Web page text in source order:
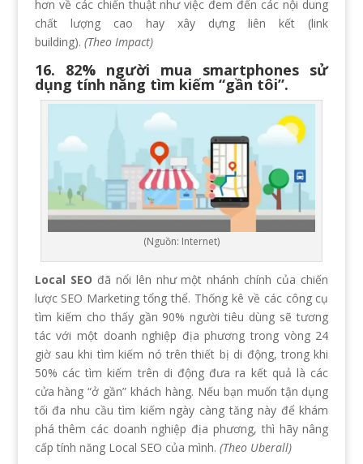
hơn về các chiến thuật như việc đem đến các nội dung
chất lượng cao hay xây dựng liên kết (link
building). (Theo Impact)
16. 82% người mua smartphones sử
dụng tính năng tìm kiếm “gần tôi”.
(Nguồn: Internet)
Local SEO đã nổi lên như một nhánh chính của chiến
lược SEO Marketing tổng thể. Thống kê về các công cụ
tìm kiếm cho thấy gần 90% người tiêu dùng sẽ tương
tác với một doanh nghiệp địa phương trong vòng 24
giờ sau khi tìm kiếm nó trên thiết bị di động, trong khi
50% các tìm kiếm trên di động đưa ra kết quả là các
cửa hàng “ở gần” khách hàng. Nếu bạn muốn tận dụng
tối đa nhu cầu tìm kiếm ngày càng tăng này để khám
phá thêm các doanh nghiệp địa phương, thì hãy nâng
cấp tính năng Local SEO của mình. (Theo Uberall)